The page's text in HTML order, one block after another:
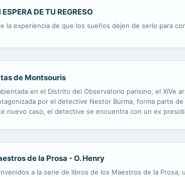
ESPERA DE TU REGRESO
la experiencia de que los sueños dejen de serlo para
de Montsouris
en el Distrito del Observatorio parisino, el XIVe
por el detective Nestor Burma, forma parte
nuevo caso, el detective se encuentra con un ex
de la Prosa - O. Henry
a la serie de libros de los Maestros de la